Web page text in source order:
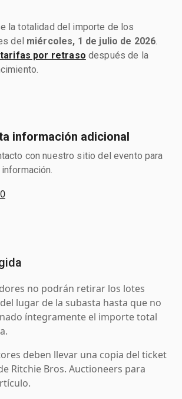
la totalidad del importe de los
del miércoles, 1 de julio de 2026
tarifas por retraso después de la
información adicional
con nuestro sitio del evento para
no podrán retirar los lotes
lugar de la subasta hasta que no
íntegramente el importe total
deben llevar una copia del ticket
Ritchie Bros. Auctioneers para